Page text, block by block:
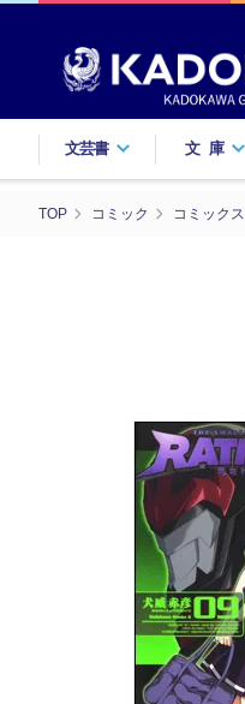
文芸書 文庫
TOP コミック コミックス